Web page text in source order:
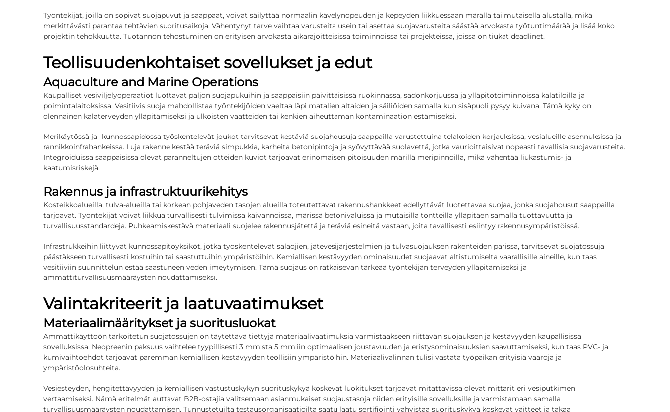
Työntekijät, joilla on sopivat suojapuvut ja saappaat, voivat säilyttää normaalin kävelynopeuden ja kepeyden liikkuessaan märällä tai mutaisella alustalla, mikä
merkittävästi parantaa tehtävien suoritusaikoja. Vähentynyt tarve vaihtaa varusteita usein tai asettaa suojavarusteita säästää arvokasta työtuntimäärää ja lisää koko
projektin tehokkuutta. Tuotannon tehostuminen on erityisen arvokasta aikarajoitteisissa toiminnoissa tai projekteissa, joissa on tiukat deadlinet.
Teollisuudenkohtaiset sovellukset ja edut
Aquaculture and Marine Operations
Kaupalliset vesiviljelyoperaatiot luottavat paljon suojapukuihin ja saappaisiin päivittäisissä ruokinnassa, sadonkorjuussa ja ylläpitotoiminnoissa kalatiloilla ja
poimintalaitoksissa. Vesitiivis suoja mahdollistaa työntekijöiden vaeltaa läpi matalien altaiden ja säiliöiden samalla kun sisäpuoli pysyy kuivana. Tämä kyky on
olennainen kalaterveyden ylläpitämiseksi ja ulkoisten vaatteiden tai kenkien aiheuttaman kontaminaation estämiseksi.
Merikäytössä ja -kunnossapidossa työskentelevät joukot tarvitsevat kestäviä suojahousuja saappailla varustettuina telakoiden korjauksissa, vesialueille asennuksissa ja
rannikkoinfrahankeissa. Luja rakenne kestää teräviä simpukkia, karheita betonipintoja ja syövyttävää suolavettä, jotka vaurioittaisivat nopeasti tavallisia suojavarusteita.
Integroiduissa saappaisissa olevat paranneltujen otteiden kuviot tarjoavat erinomaisen pitoisuuden märillä meripinnoilla, mikä vähentää liukastumis- ja
kaatumisriskejä.
Rakennus ja infrastruktuurikehitys
Kosteikkoalueilla, tulva-alueilla tai korkean pohjaveden tasojen alueilla toteutettavat rakennushankkeet edellyttävät luotettavaa suojaa, jonka suojahousut saappailla
tarjoavat. Työntekijät voivat liikkua turvallisesti tulvimissa kaivannoissa, märissä betonivaluissa ja mutaisilla tontteilla ylläpitäen samalla tuottavuutta ja
turvallisuusstandardeja. Puhkeamiskestävä materiaali suojelee rakennusjätettä ja teräviä esineitä vastaan, joita tavallisesti esiintyy rakennusympäristöissä.
Infrastrukkeihin liittyvät kunnossapitoyksiköt, jotka työskentelevät salaojien, jätevesijärjestelmien ja tulvasuojauksen rakenteiden parissa, tarvitsevat suojatossuja
päästäkseen turvallisesti kostuihin tai saastuttuihin ympäristöihin. Kemiallisen kestävyyden ominaisuudet suojaavat altistumiselta vaarallisille aineille, kun taas
vesitiiviin suunnittelun estää saastuneen veden imeytymisen. Tämä suojaus on ratkaisevan tärkeää työntekijän terveyden ylläpitämiseksi ja
ammattiturvallisuusmääräysten noudattamiseksi.
Valintakriteerit ja laatuvaatimukset
Materiaalimääritykset ja suoritusluokat
Ammattikäyttöön tarkoitetun suojatossujen on täytettävä tiettyjä materiaalivaatimuksia varmistaakseen riittävän suojauksen ja kestävyyden kaupallisissa
sovelluksissa. Neopreenin paksuus vaihtelee tyypillisesti 3 mm:sta 5 mm:iin optimaalisen joustavuuden ja eristysominaisuuksien saavuttamiseksi, kun taas PVC- ja
kumivaihtoehdot tarjoavat paremman kemiallisen kestävyyden teollisiin ympäristöihin. Materiaalivalinnan tulisi vastata työpaikan erityisiä vaaroja ja
ympäristöolosuhteita.
Vesiesteyden, hengitettävyyden ja kemiallisen vastustuskykyn suorituskykyä koskevat luokitukset tarjoavat mitattavissa olevat mittarit eri vesiputkimen
vertaamiseksi. Nämä eritelmät auttavat B2B-ostajia valitsemaan asianmukaiset suojaustasoja niiden erityisille sovelluksille ja varmistamaan samalla
turvallisuusmääräysten noudattamisen. Tunnustetuilta testausorganisaatioilta saatu laatu sertifiointi vahvistaa suorituskykyä koskevat väitteet ja takaa